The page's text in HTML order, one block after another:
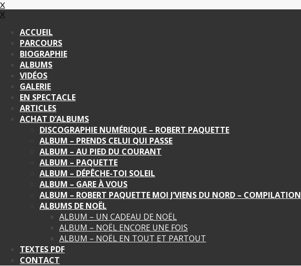
X
X
ACCUEIL
PARCOURS
BIOGRAPHIE
ALBUMS
VIDÉOS
GALERIE
EN SPECTACLE
ARTICLES
ACHAT D’ALBUMS
DISCOGRAPHIE NUMÉRIQUE – ROBERT PAQUETTE
ALBUM – PRENDS CELUI QUI PASSE
ALBUM – AU PIED DU COURANT
ALBUM – PAQUETTE
ALBUM – DÉPÊCHE-TOI SOLEIL
ALBUM – GARE À VOUS
ALBUM – ROBERT PAQUETTE MOI J’VIENS DU NORD – COMPILATION
ALBUMS DE NOËL
ALBUM – UN CADEAU DE NOËL
ALBUM – NOËL ENCORE UNE FOIS
ALBUM – NOËL EN TOUT ET PARTOUT
TEXTES PDF
CONTACT